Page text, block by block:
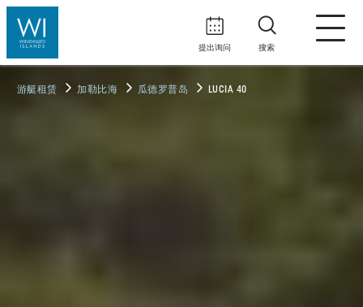
提出询问 搜索
游艇租赁 加勒比海 瓜德罗普岛 LUCIA 40